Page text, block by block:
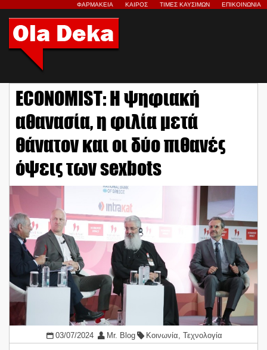
ΦΑΡΜΑΚΕΙΑ ΚΑΙΡΟΣ ΤΙΜΕΣ ΚΑΥΣΙΜΩΝ ΕΠΙΚΟΙΝΩΝΙΑ
ECONOMIST: Η ψηφιακή
αθανασία, η φιλία μετά
θάνατον και οι δύο πιθανές
όψεις των sexbots
03/07/2024 Mr. Blog Κοινωνία, Τεχνολογία